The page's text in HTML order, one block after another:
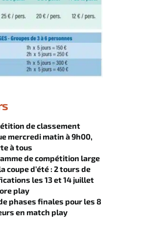
de classement
mercredi matin à 9h00,
à tous
de compétition large
coupe d’été : 2 tours de
les 13 et 14 juillet
play
phases finales pour les 8
en match play